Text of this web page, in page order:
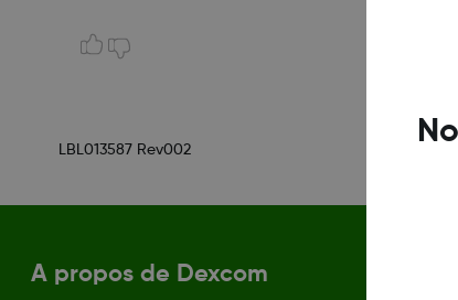
LBL013587 Rev002
A propos de Dexcom